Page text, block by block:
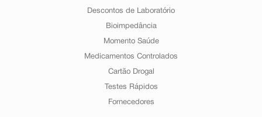
Descontos de Laboratório
Bioimpedância
Momento Saúde
Medicamentos Controlados
Cartão Drogal
Testes Rápidos
Fornecedores